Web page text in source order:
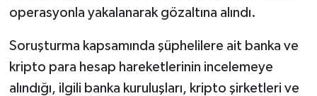
operasyonla yakalanarak gözaltına alındı.
Soruşturma kapsamında şüphelilere ait banka ve
kripto para hesap hareketlerinin incelemeye
alındığı, ilgili banka kuruluşları, kripto şirketleri ve
Politika
YEREL